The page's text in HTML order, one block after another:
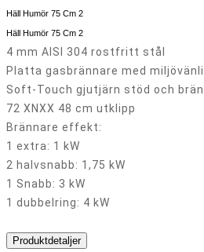
Häll Humör 75 Cm 2
Häll Humör 75 Cm 2
4 mm AISI 304 rostfritt stål
Platta gasbrännare med
Soft-Touch gjutjärn stöd och
72 XNXX 48 cm utklipp
Brännare effekt:
1 extra: 1 kW
2 halvsnabb: 1,75 kW
1 Snabb: 3 kW
1 dubbelring: 4 kW
Produktdetaljer